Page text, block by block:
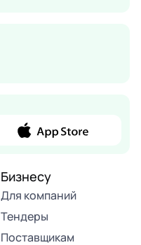
Бизнесу
Для компаний
Тендеры
Поставщикам